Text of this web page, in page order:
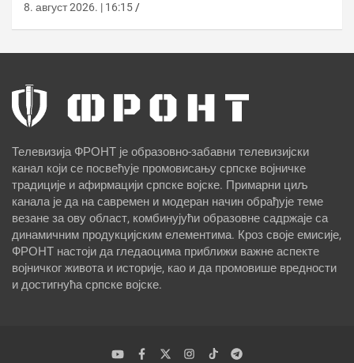
8. август 2026. | 16:15
Телевизија ФРОНТ је образовно-забавни телевизијски
канал који се посвећује промовисању српске војничке
традиције и афирмацији српске војске. Примарни циљ
канала је да на савремен и модеран начин обрађује теме
везане за ову област, комбинујући образовне садржаје са
динамичним продукцијским елементима. Кроз своје емисије,
ФРОНТ настоји да гледаоцима приближи важне аспекте
војничког живота и историје, као и да промовише вредности
и достигнућа српске војске.